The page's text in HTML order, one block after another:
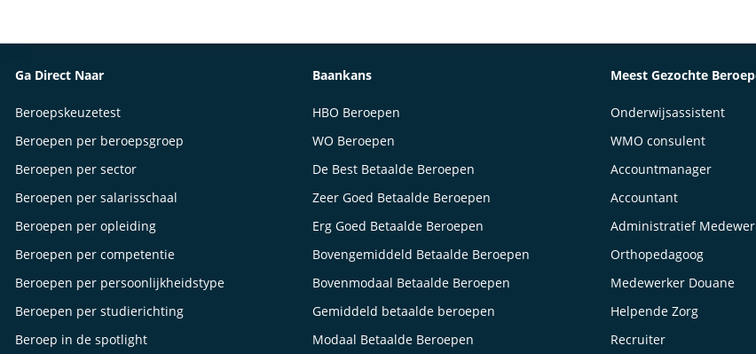
Ga Direct Naar
Beroepskeuzetest
Beroepen per beroepsgroep
Beroepen per sector
Beroepen per salarisschaal
Beroepen per opleiding
Beroepen per competentie
Beroepen per persoonlijkheidstype
Beroepen per studierichting
Beroep in de spotlight
Baankans
HBO Beroepen
WO Beroepen
De Best Betaalde Beroepen
Zeer Goed Betaalde Beroepen
Erg Goed Betaalde Beroepen
Bovengemiddeld Betaalde Beroepen
Bovenmodaal Betaalde Beroepen
Gemiddeld betaalde beroepen
Modaal Betaalde Beroepen
Meest Gezochte
Onderwijsassistent
WMO consulent
Accountmanager
Accountant
Administratief
Orthopedagoog
Medewerker Douane
Helpende Zorg
Recruiter